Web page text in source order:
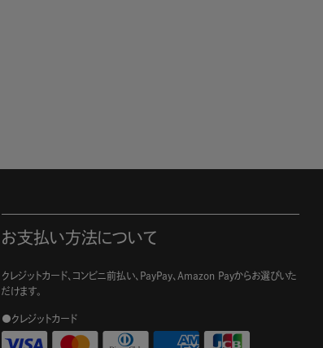
お支払い方法について
クレジットカード、コンビニ前払い、PayPay、Amazon Payからお選びいた
だけます。
●クレジットカード